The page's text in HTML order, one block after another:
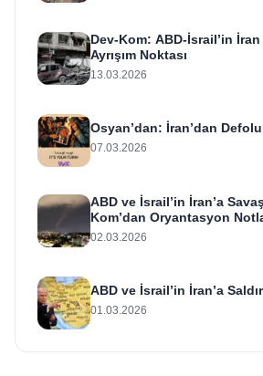
Dev-Kom: ABD-İsrail’in İran
Ayrışım Noktası
13.03.2026
Osyan’dan: İran’dan
07.03.2026
ABD ve İsrail’in İran’a
Kom’dan Oryantasyon
02.03.2026
ABD ve İsrail’in İran’a
01.03.2026